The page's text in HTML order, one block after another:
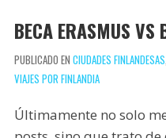
BECA ERASMUS VS
PUBLICADO EN CIUDADES FINLANDESAS
VIAJES POR FINLANDIA
Últimamente no solo